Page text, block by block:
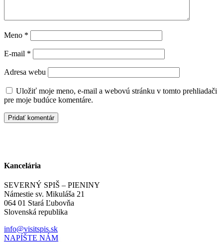
Meno *
E-mail *
Adresa webu
Uložiť moje meno, e-mail a webovú stránku v tomto prehliadači
pre moje budúce komentáre.
Kancelária
SEVERNÝ SPIŠ – PIENINY
Námestie sv. Mikuláša 21
064 01 Stará Ľubovňa
Slovenská republika
info@visitspis.sk
NAPÍŠTE NÁM